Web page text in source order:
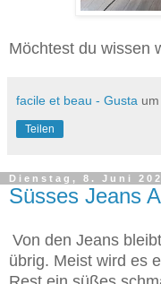
Möchtest du wissen
facile et beau - Gusta um
Teilen
Dienstag, 8. Juni
Süsses Jeans
Von den Jeans
übrig. Meist wird es